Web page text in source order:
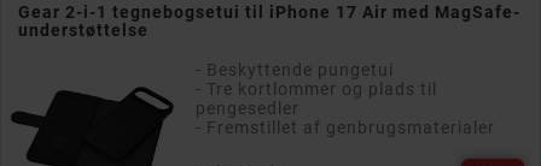
Gear 2-i-1 tegnebogsetui til iPhone 17 Air med MagSafe-
understøttelse
- Beskyttende pungetui
- Tre kortlommer og plads til
pengesedler
- Fremstillet af genbrugsmaterialer